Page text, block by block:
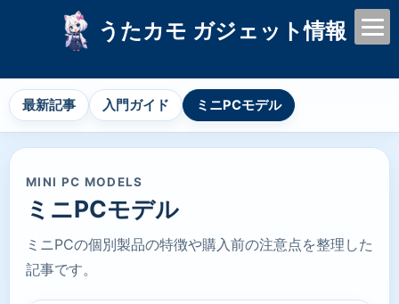
うたカモ ガジェット情報
最新記事 入門ガイド ミニPCモデル
MINI PC MODELS
ミニPCモデル
ミニPCの個別製品の特徴や購入前の注意点を整理した
記事です。